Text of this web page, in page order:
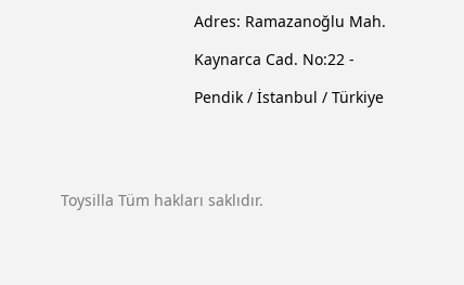
Adres: Ramazanoğlu Mah.
Kaynarca Cad. No:22 -
Pendik / İstanbul / Türkiye
Toysilla Tüm hakları saklıdır.